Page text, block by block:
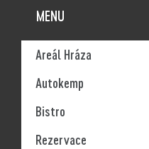
MENU
Areál Hráza
Autokemp
Bistro
Rezervace